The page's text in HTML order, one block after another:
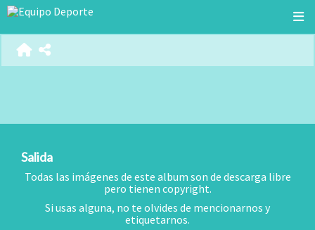
Salida
Todas las imágenes de este album son de descarga libre
pero tienen copyright.
Si usas alguna, no te olvides de mencionarnos y
etiquetarnos.